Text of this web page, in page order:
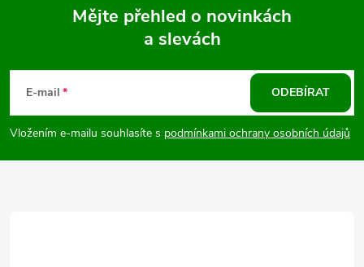
p
a
Mějte přehled o novinkách
a slevách
E-mail
Vložením e-mailu souhlasíte s podmínkami ochrany osobních údajů
ODEBÍRAT